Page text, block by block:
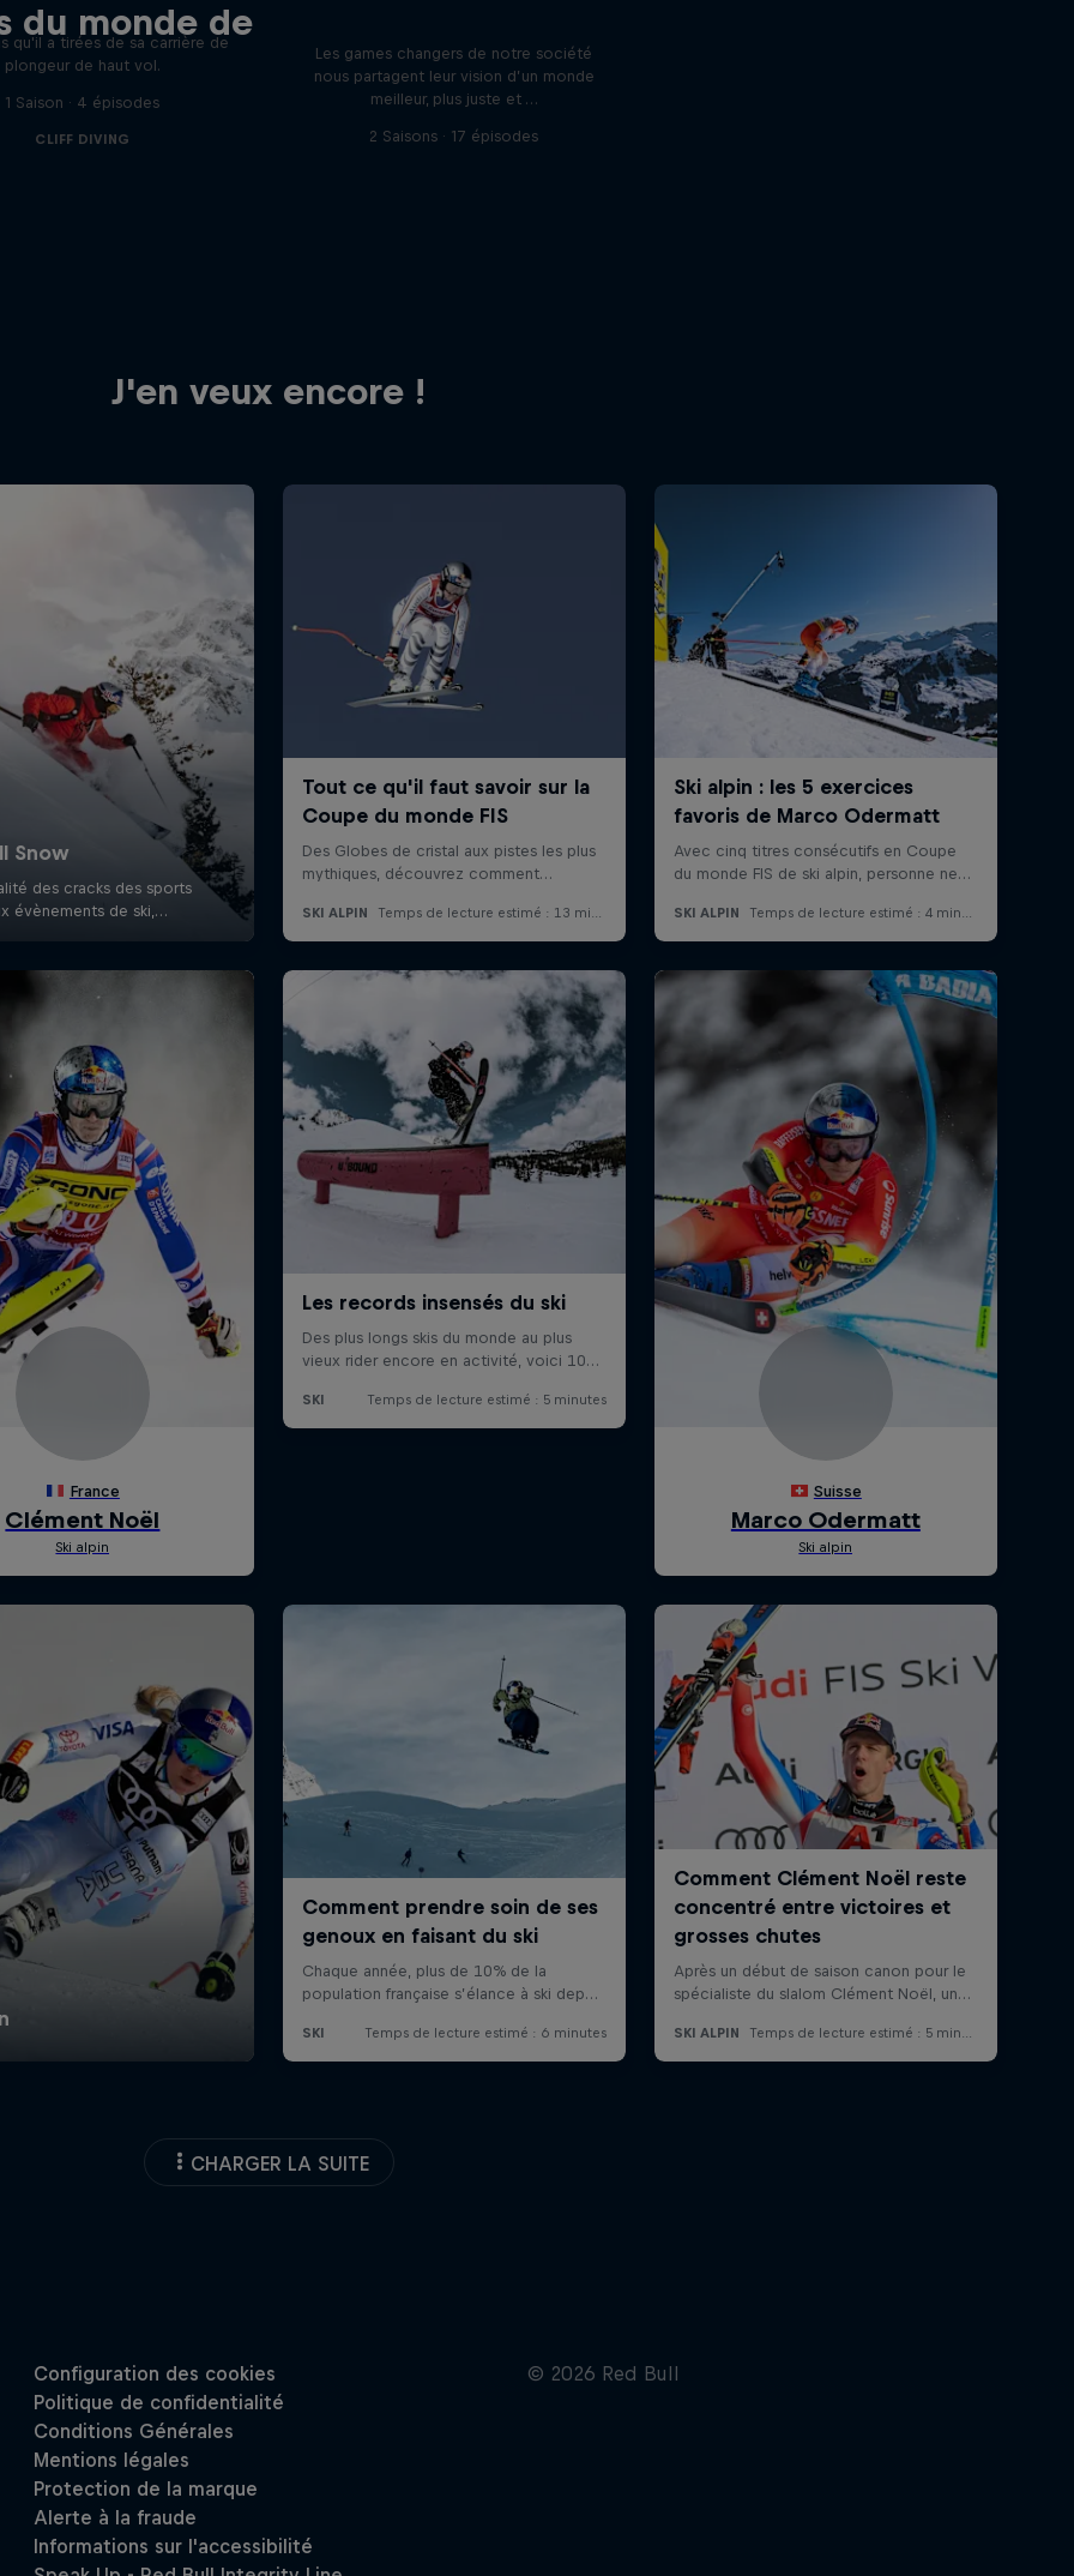
du monde de
Orlando Duque partage
qu'il a tirées de sa carrière de
plongeur de haut vol.
1 Saison · 4 épisodes
CLIFF DIVING
Les games changers de notre société
nous partagent leur vision d’un monde
meilleur, plus juste et …
2 Saisons · 17 épisodes
J'en veux encore !
CHARGER LA SUITE